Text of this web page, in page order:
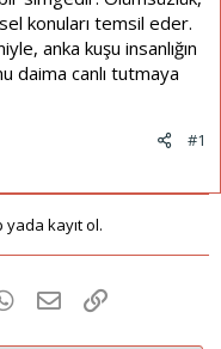
konuları temsil eder.
anka kuşu insanlığın
daima canlı tutmaya
#1
kayıt ol.
WhatsApp
E-postaLink